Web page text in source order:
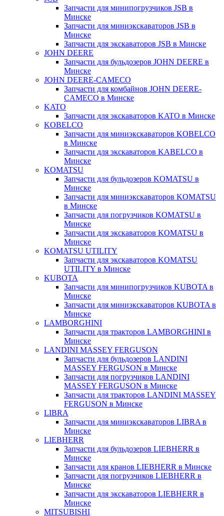
Запчасти для минипогрузчиков JSB в
Минске
Запчасти для миниэкскаваторов JSB в
Минске
Запчасти для экскаваторов JSB в Минске
JOHN DEERE
Запчасти для бульдозеров JOHN DEERE в
Минске
JOHN DEERE-CAMECO
Запчасти для комбайнов JOHN DEERE-
CAMECO в Минске
KATO
Запчасти для экскаваторов KATO в Минске
KOBELCO
Запчасти для миниэкскаваторов KOBELCO
в Минске
Запчасти для экскаваторов KABELCO в
Минске
KOMATSU
Запчасти для бульдозеров KOMATSU в
Минске
Запчасти для миниэкскаваторов KOMATSU
в Минске
Запчасти для погрузчиков KOMATSU в
Минске
Запчасти для экскаваторов KOMATSU в
Минске
KOMATSU UTILITY
Запчасти для экскаваторов KOMATSU
UTILITY в Минске
KUBOTA
Запчасти для минипогрузчиков KUBOTA в
Минске
Запчасти для миниэкскаваторов KUBOTA в
Минске
LAMBORGHINI
Запчасти для тракторов LAMBORGHINI в
Минске
LANDINI MASSEY FERGUSON
Запчасти для бульдозеров LANDINI
MASSEY FERGUSON в Минске
Запчасти для погрузчиков LANDINI
MASSEY FERGUSON в Минске
Запчасти для тракторов LANDINI MASSEY
FERGUSON в Минске
LIBRA
Запчасти для миниэкскаваторов LIBRA в
Минске
LIEBHERR
Запчасти для бульдозеров LIEBHERR в
Минске
Запчасти для кранов LIEBHERR в Минске
Запчасти для погрузчиков LIEBHERR в
Минске
Запчасти для экскаваторов LIEBHERR в
Минске
MITSUBISHI